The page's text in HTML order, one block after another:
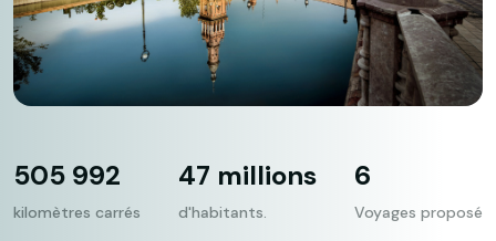
505 992
kilomètres carrés
47 millions
d'habitants.
6
Voyages proposé